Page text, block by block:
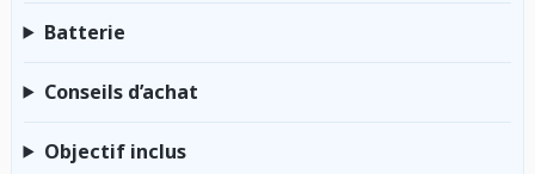
Batterie
Conseils d’achat
Objectif inclus